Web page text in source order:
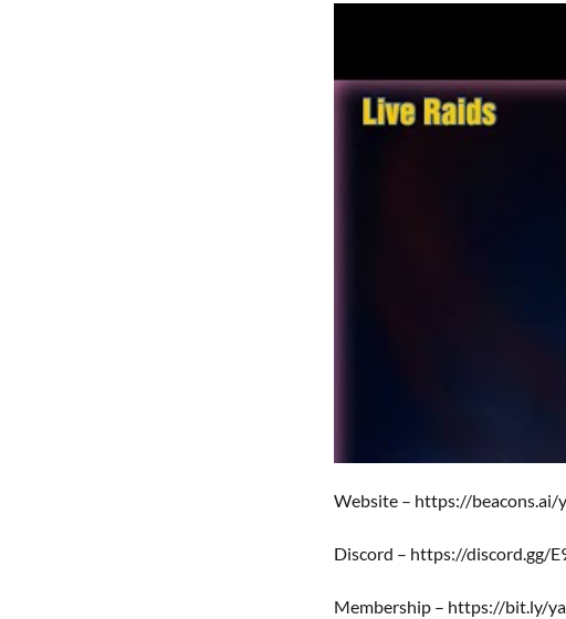
Website – https://beacons.ai/
Discord – https://discord.gg/
Membership – https://bit.ly/